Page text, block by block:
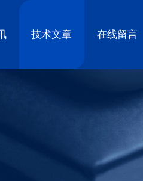
技术文章 在线留言